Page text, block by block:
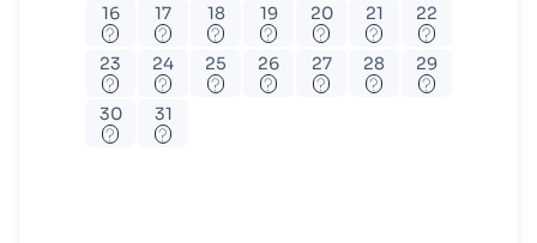
16
?
17
?
18
?
19
?
20
?
21
?
22
?
23
?
24
?
25
?
26
?
27
?
28
?
29
?
30
?
31
?